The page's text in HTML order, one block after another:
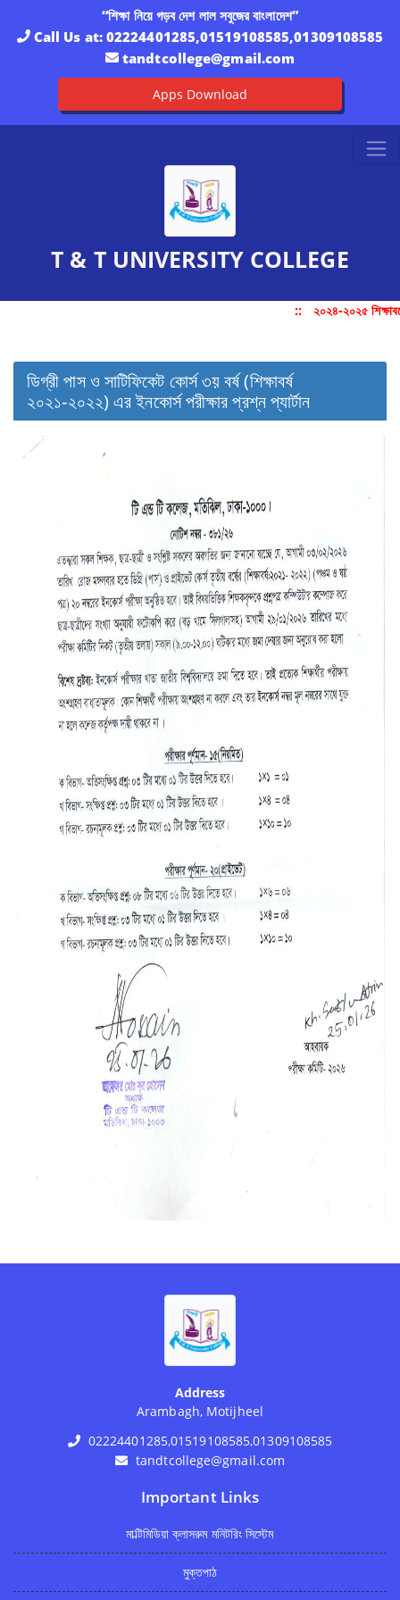
“শিক্ষা নিয়ে গড়ব দেশ লাল সবুজের বাংলাদেশ”
Call Us at: 02224401285,01519108585,01309108585
tandtcollege@gmail.com
Apps Download
T & T UNIVERSITY COLLEGE
:: ২০২৪-২০২৫
ডিগ্রী পাস ও সাটিফিকেট কোর্স ৩য় বর্ষ (শিক্ষাবর্ষ
২০২১-২০২২) এর ইনকোর্স পরীক্ষার প্রশ্ন প্যার্টান
Address
Arambagh, Motijheel
02224401285,01519108585,01309108585
tandtcollege@gmail.com
Important Links
মাল্টিমিডিয়া ক্লাসরুম মনিটরিং সিস্টেম
মুক্তপাঠ